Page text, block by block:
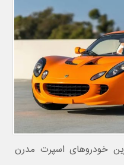
خودروهای اسپرت مدرن